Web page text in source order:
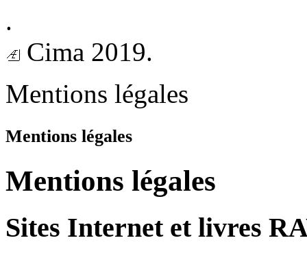
.
Cima 2019.
Mentions légales
Mentions légales
Mentions légales
Sites Internet et livres